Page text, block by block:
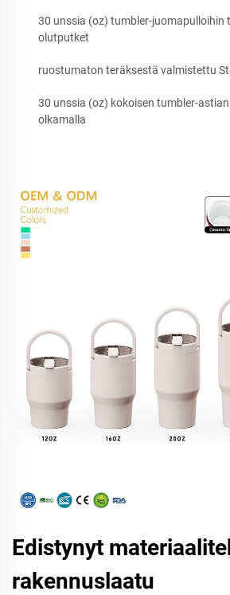
30 unssia (oz) tumbler-juomapulloihin
olutputket
ruostumaton teräksestä valmistettu
30 unssia (oz) kokoisen tumbler-
olkamalla
Edistynyt
rakennuslaatu